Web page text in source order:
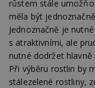
růstem stále
měla být
Jednoznačně je
s atraktivními, ale
nutné dodržet
Při výběru rostlin by
stálezelené rostliny,